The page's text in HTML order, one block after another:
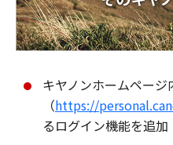
キヤノンホームペー
（https://
るログイン機能を追加